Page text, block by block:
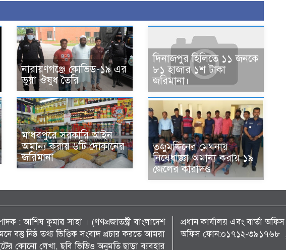
নারায়ণগঞ্জে কোভিড-১৯ এর
ভুয়া ঔষুধ তৈরি
দিনাজপুর হিলিতে ১১ জনকে
৮১ হাজার ১শ টাকা
জরিমানা।
মাধবপুরে সরকারি আইন
অমান্য করায় ৬টি দোকানের
জরিমানা
তজুমদ্দিনের মেঘনায়
নিষেধাজ্ঞা অমান্য করায় ১৯
জেলের কারাদণ্ড
: আশিষ কুমাৱ সাহা । (গণপ্রজাতন্ত্রী বাংলাদেশ
বস্তু নিষ্ঠ তথ্য ভিত্তিক সংবাদ প্রচার করতে আমরা
কোনো লেখা, ছবি ভিডিও অনুমতি ছাড়া ব্যবহার
প্রধান কার্যালয় এবং বার্তা
অফিস ফোন:০১৭১২-৩৯১৭৬৮